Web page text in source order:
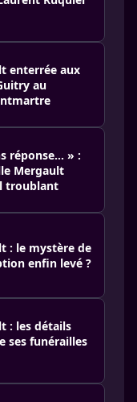
enterrée aux
au
réponse… » :
Mergault
troublant
: le mystère de
enfin levé ?
: les détails
ses funérailles